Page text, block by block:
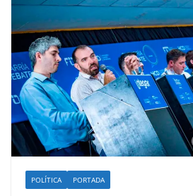
POLÍTICA PORTADA